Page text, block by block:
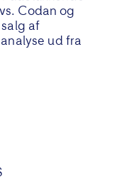
Codan og
af
ud fra